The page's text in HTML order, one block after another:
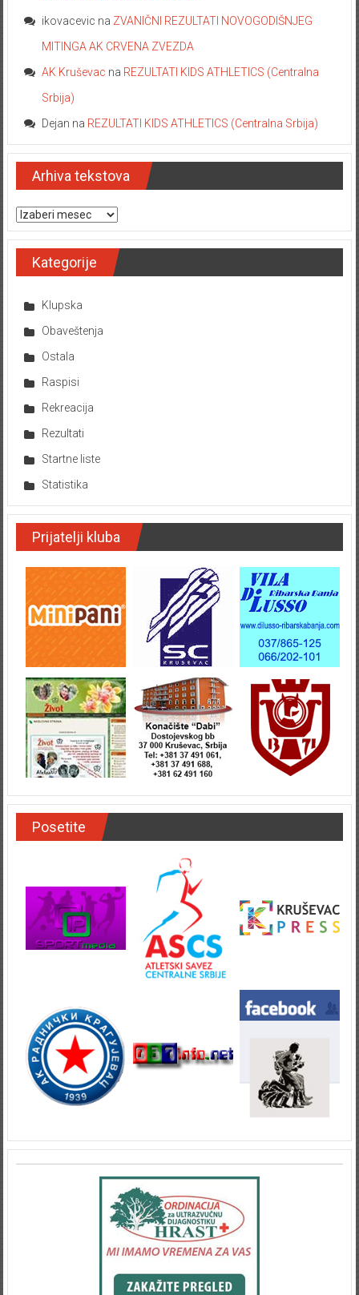
ikovacevic na ZVANIČNI REZULTATI NOVOGODIŠNJEG
MITINGA AK CRVENA ZVEZDA
AK Kruševac na REZULTATI KIDS ATHLETICS (Centralna
Srbija)
Dejan na REZULTATI KIDS ATHLETICS (Centralna Srbija)
Arhiva tekstova
Arhiva tekstova
Kategorije
Klupska
Obaveštenja
Ostala
Raspisi
Rekreacija
Rezultati
Startne liste
Statistika
Prijatelji kluba
Posetite